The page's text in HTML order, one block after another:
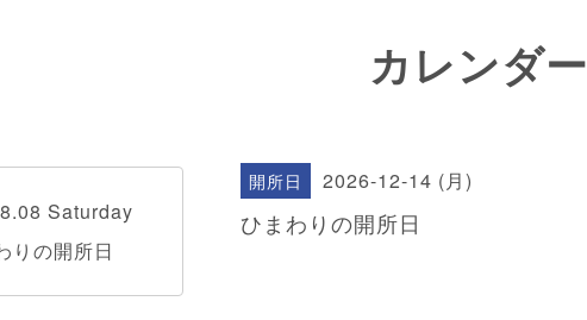
カレンダー
開所日 2026-12-14 (月)
ひまわりの開所日
Saturday
りの開所日